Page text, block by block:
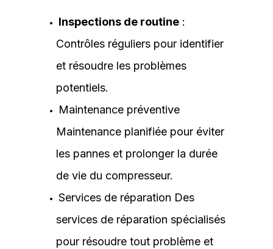
Inspections de routine :
Contrôles réguliers pour identifier
et résoudre les problèmes
potentiels.
Maintenance préventive
Maintenance planifiée pour éviter
les pannes et prolonger la durée
de vie du compresseur.
Services de réparation Des
services de réparation spécialisés
pour résoudre tout problème et